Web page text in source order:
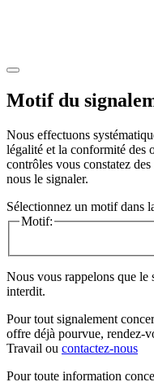
Motif du
Nous effectuons
légalité et la conformité des
contrôles vous constatez
nous le signaler.
Sélectionnez un motif dans
Motif:
Nous vous rappelons que le
interdit.
Pour tout signalement
offre déjà pourvue, rendez-
Travail ou contactez-nous
Pour toute information